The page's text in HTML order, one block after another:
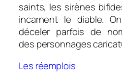
saints, les sirènes
incarnent le diable.
déceler parfois de
des personnages
Les réemplois